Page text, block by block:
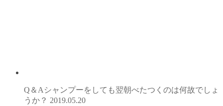
Q＆Aシャンプーをしても翌朝べたつくのは何故でしょ
うか？ 2019.05.20